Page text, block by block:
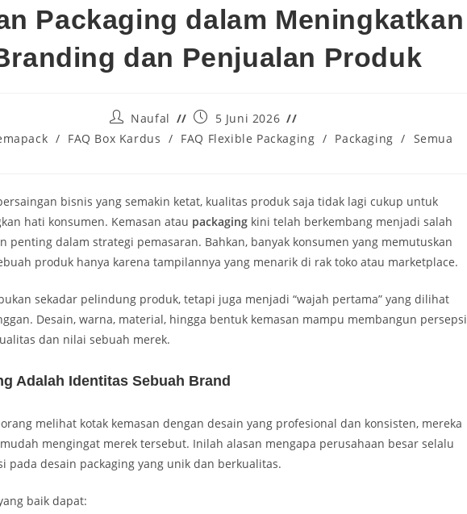
Packaging dalam Meningkatkan
dan Penjualan Produk
Naufal
5 Juni 2026
/ FAQ Box Kardus / FAQ Flexible Packaging / Packaging / Semua
bisnis yang semakin ketat, kualitas produk saja tidak lagi cukup untuk
hati konsumen. Kemasan atau packaging kini telah berkembang menjadi salah
penting dalam strategi pemasaran. Bahkan, banyak konsumen yang memutuskan
produk hanya karena tampilannya yang menarik di rak toko atau marketplace.
sekadar pelindung produk, tetapi juga menjadi “wajah pertama” yang dilihat
Desain, warna, material, hingga bentuk kemasan mampu membangun persepsi
dan nilai sebuah merek.
Adalah Identitas Sebuah Brand
melihat kotak kemasan dengan desain yang profesional dan konsisten, mereka
mengingat merek tersebut. Inilah alasan mengapa perusahaan besar selalu
pada desain packaging yang unik dan berkualitas.
baik dapat: